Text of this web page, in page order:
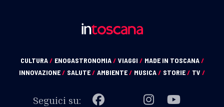
CULTURA/ ENOGASTRONOMIA/ VIAGGI / MADE IN TOSCANA/
INNOVAZIONE/ SALUTE/ AMBIENTE/ MUSICA/ STORIE/ TV /
Seguici su: